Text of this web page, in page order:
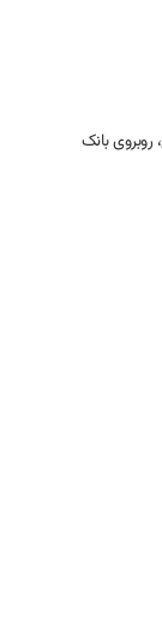
روبروی بانک